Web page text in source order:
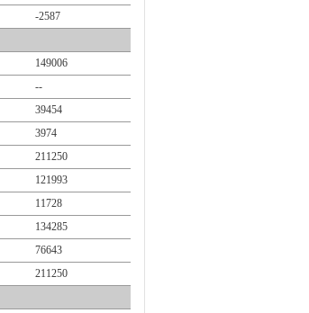
-2587
149006
--
39454
3974
211250
121993
11728
134285
76643
211250